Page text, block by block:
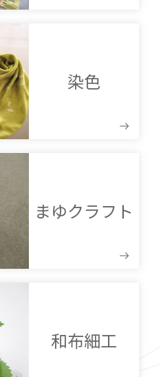
染色
まゆクラフト
和布細工